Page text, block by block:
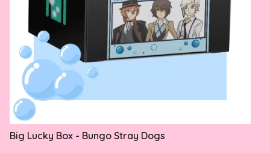
Big Lucky Box - Bungo Stray Dogs